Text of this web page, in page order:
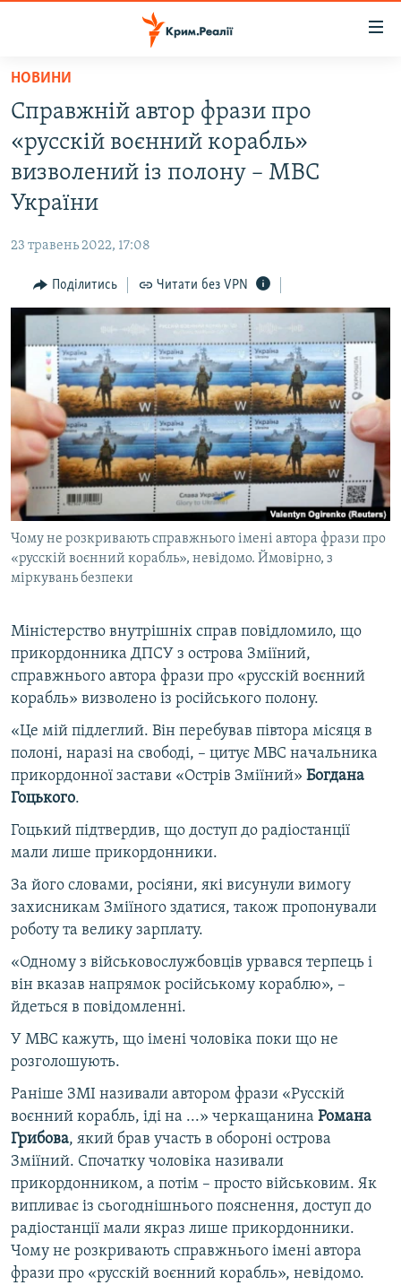
Перейти
основного
матеріалу
Перейти
до
основної
Перейти
пошуку
ВОДА.КРИМ
ВІДЕО ТА ФОТО
ПОЛІТИКА
ПОГЛЯД
ІНТЕРВ'Ю
ВСЕ ЗА ДЕНЬ
СПЕЦПРОЕКТИ
ДЕПОРТАЦІЯ
ВІДЕОУРОКИ «ELIFBE»
СВІДЧЕННЯ ОКУПАЦІЇ
УКРАЇНСЬКА ПРОБЛЕМА КРИМУ
ІНФОГРАФІКА
ЯК ОБІЙТИ БЛОКУВАННЯ
Русский
Qırımtatar
ДОЛУЧАЙСЯ!
НОВИНИ
Справжній автор фрази про
«русскій воєнний корабль»
визволений із полону – МВС
України
23 травень 2022, 17:08
Поділитись Читати без VPN
Чому не розкривають справжнього імені автора фрази про
«русскій воєнний корабль», невідомо. Ймовірно, з
міркувань безпеки
Міністерство внутрішніх справ повідломило, що
прикордонника ДПСУ з острова Зміїний,
справжнього автора фрази про «русскій воєнний
корабль» визволено із російського полону.
«Це мій підлеглий. Він перебував півтора місяця в
полоні, наразі на свободі, – цитує МВС начальника
прикордонної застави «Острів Зміїний» Богдана
Гоцького.
Гоцький підтвердив, що доступ до радіостанції
мали лише прикордонники.
За його словами, росіяни, які висунули вимогу
захисникам Зміїного здатися, також пропонували
роботу та велику зарплату.
«Одному з військовослужбовців урвався терпець і
він вказав напрямок російському кораблю», –
йдеться в повідомленні.
У МВС кажуть, що імені чоловіка поки що не
розголошують.
Раніше ЗМІ називали автором фрази «Русскій
воєнний корабль, іді на ...» черкащанина Романа
Грибова, який брав участь в обороні острова
Зміїний. Спочатку чоловіка називали
прикордонником, а потім – просто військовим. Як
випливає із сьогоднішнього пояснення, доступ до
радіостанції мали якраз лише прикордонники.
Чому не розкривають справжнього імені автора
фрази про «русскій воєнний корабль», невідомо.